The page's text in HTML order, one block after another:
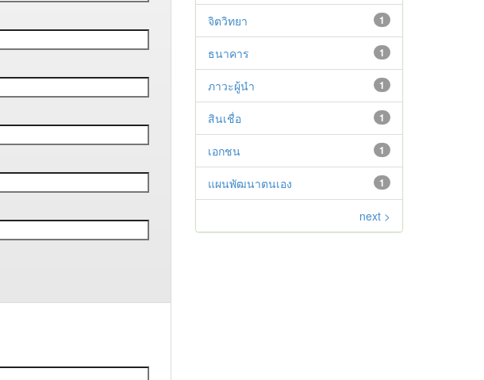
1
จิตวิทยา
1
ธนาคาร
1
ภาวะผู้นำ
1
สินเชื่อ
1
เอกชน
1
แผนพัฒนาตนเอง
next >